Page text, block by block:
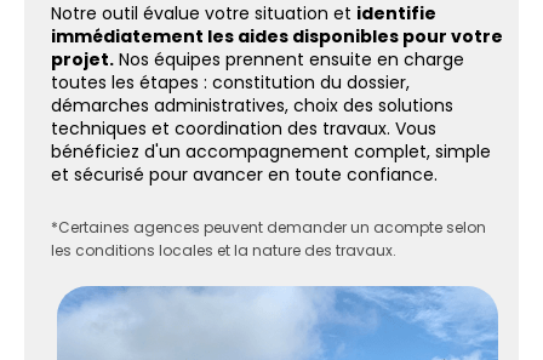
Notre outil évalue votre situation et identifie
immédiatement les aides disponibles pour votre
projet. Nos équipes prennent ensuite en charge
toutes les étapes : constitution du dossier,
démarches administratives, choix des solutions
techniques et coordination des travaux. Vous
bénéficiez d'un accompagnement complet, simple
et sécurisé pour avancer en toute confiance.
*Certaines agences peuvent demander un acompte selon
les conditions locales et la nature des travaux.